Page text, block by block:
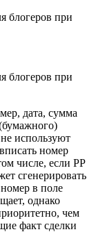
дата, сумма
(бумажного)
используют
номер
числе, если РР
сгенерировать
в поле
однако
чем
факт сделки